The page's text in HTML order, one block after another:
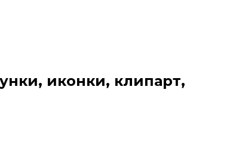
иконки, клипарт,